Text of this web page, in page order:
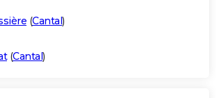
(Cantal)
(Cantal)